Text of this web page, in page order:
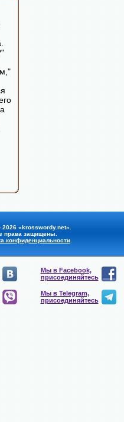
2026 «krosswordy.net».
права защищены.
конфиденциальности.
Мы в Facebook,
присоединяйтесь
Мы в Telegram,
присоединяйтесь